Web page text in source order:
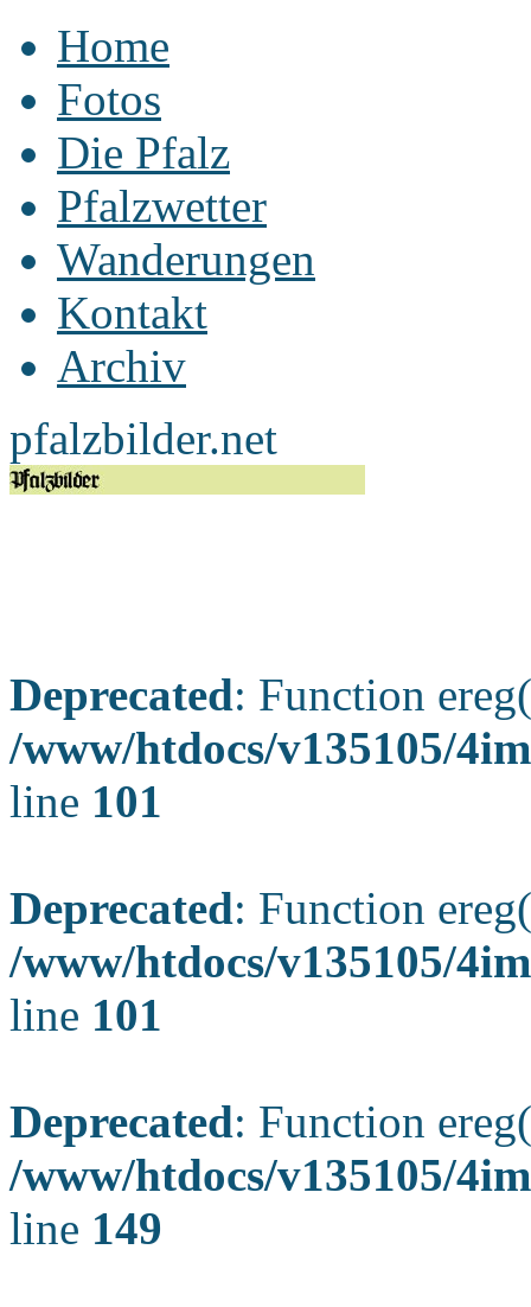
Home
Fotos
Die Pfalz
Pfalzwetter
Wanderungen
Kontakt
Archiv
pfalzbilder.net
Deprecated: Function
/www/htdocs/v135105/
line 101
Deprecated: Function
/www/htdocs/v135105/
line 101
Deprecated: Function
/www/htdocs/v135105/
line 149